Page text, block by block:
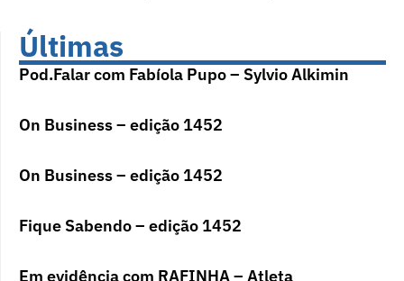
Últimas
Pod.Falar com Fabíola Pupo – Sylvio Alkimin
On Business – edição 1452
On Business – edição 1452
Fique Sabendo – edição 1452
Em evidência com RAFINHA – Atleta